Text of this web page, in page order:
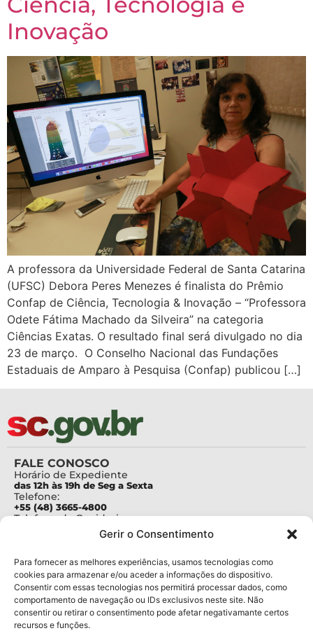
Gerir o Consentimento
Para fornecer as melhores experiências, usamos tecnologias como
cookies para armazenar e/ou aceder a informações do dispositivo.
Consentir com essas tecnologias nos permitirá processar dados, como
comportamento de navegação ou IDs exclusivos neste site. Não
consentir ou retirar o consentimento pode afetar negativamante certos
recursos e funções.
Inovação
A professora da Universidade Federal de Santa Catarina
(UFSC) Debora Peres Menezes é finalista do Prêmio
Confap de Ciência, Tecnologia & Inovação – “Professora
Odete Fátima Machado da Silveira” na categoria
Ciências Exatas. O resultado final será divulgado no dia
23 de março. O Conselho Nacional das Fundações
Estaduais de Amparo à Pesquisa (Confap) publicou […]
FALE CONOSCO
Horário de Expediente
das 12h às 19h de Seg a Sexta
Telefone:
+55 (48) 3665-4800
Telefone da Ouvidoria
Para assuntos relacionados à Pesquisa
pesquisa@fapesc.sc.gov.br
Para assuntos relacionados à Inovação
inovacao@fapesc.sc.gov.br
Para assuntos relacionados à Bolsas
bolsas@fapesc.sc.gov.br
Para assuntos relacionados à Prestação de Contas